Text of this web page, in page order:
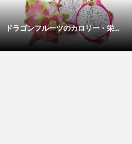
スのカロリー・栄... 松の実のカ